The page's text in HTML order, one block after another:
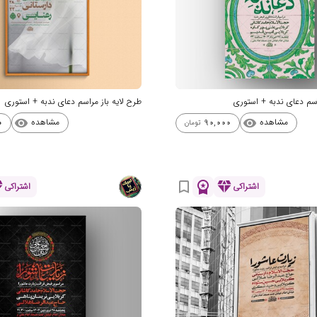
دعای ندبه + استوری
مشاهده visibility
90,000 تومان
طرح لایه باز مراسم دعای ندبه + استوری
مشاهده visibility
اشتراکیdiamond
workspace_premium
bookmark_border اشتراکی